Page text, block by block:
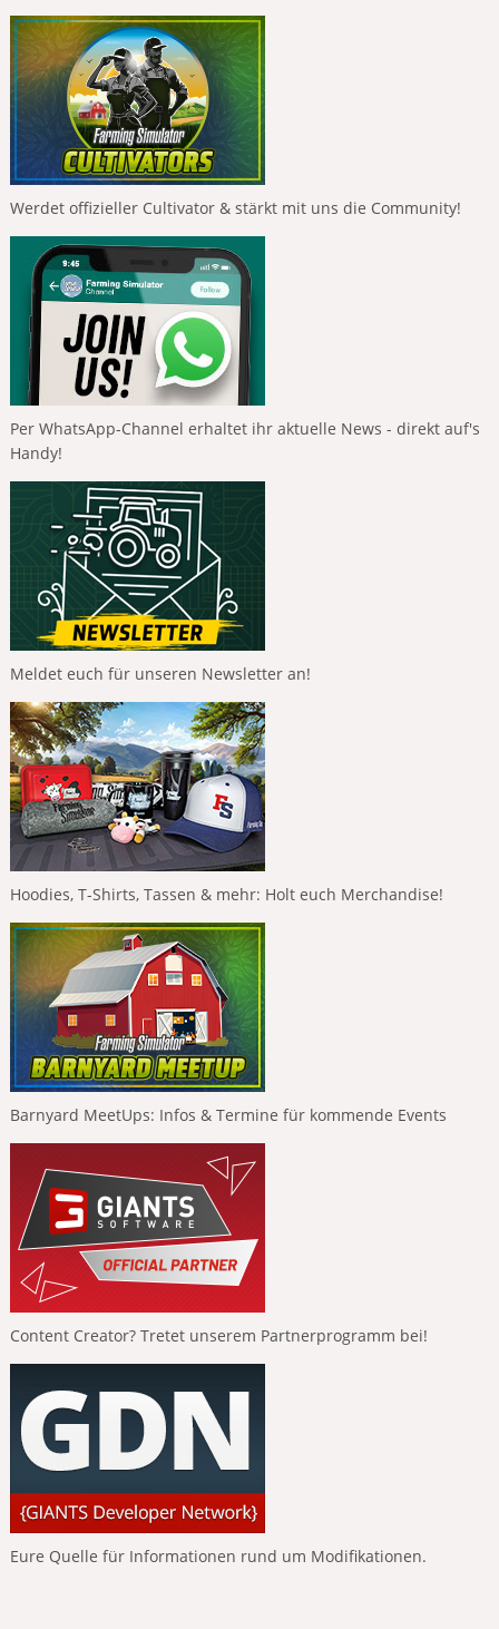
Werdet offizieller Cultivator & stärkt mit uns die Community!
Per WhatsApp-Channel erhaltet ihr aktuelle News - direkt auf's
Handy!
Meldet euch für unseren Newsletter an!
Hoodies, T-Shirts, Tassen & mehr: Holt euch Merchandise!
Barnyard MeetUps: Infos & Termine für kommende Events
Content Creator? Tretet unserem Partnerprogramm bei!
Eure Quelle für Informationen rund um Modifikationen.